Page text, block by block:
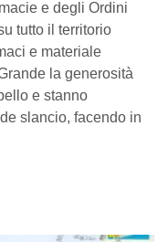
e degli Ordini
tutto il territorio
e materiale
la generosità
e stanno
slancio, facendo in